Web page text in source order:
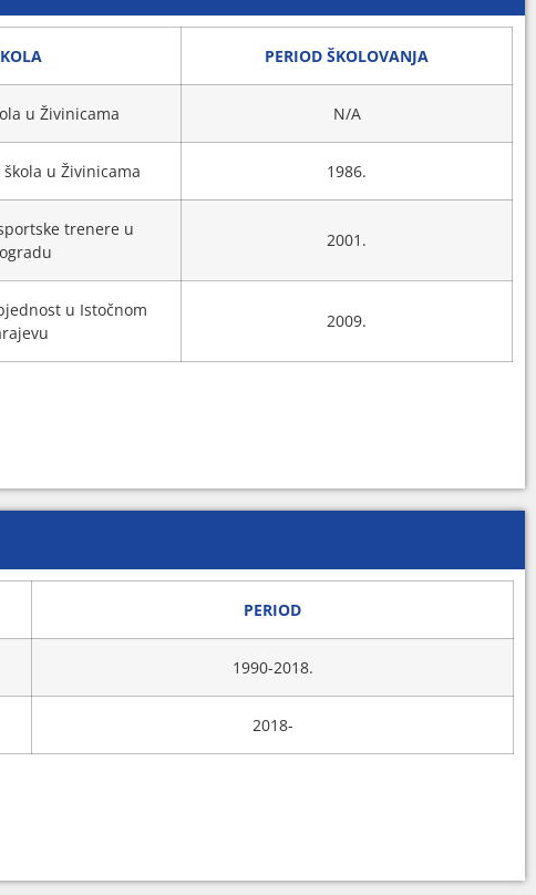
PERIOD ŠKOLOVANJA
u Živinicama N/A
u Živinicama 1986.
trenere u
2001.
u Istočnom
2009.
PERIOD
1990-2018.
2018-